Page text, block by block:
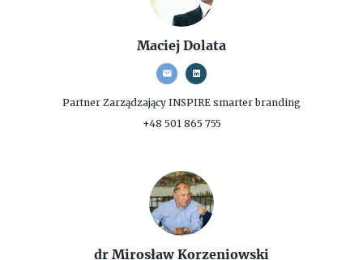
Maciej Dolata
Partner Zarządzający INSPIRE smarter branding
+48 501 865 755
dr Mirosław Korzeniowski